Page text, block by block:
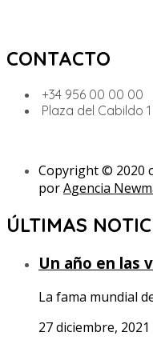
CONTACTO
+34 956 00 00 00
Plaza del Cabildo 1
Copyright © 2020
porAgencia
ÚLTIMAS
Un año en las
La fama mundial
27 diciembre, 2021